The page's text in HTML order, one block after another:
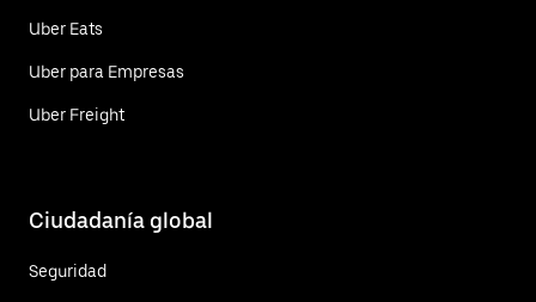
Uber Eats
Uber para Empresas
Uber Freight
Ciudadanía global
Seguridad